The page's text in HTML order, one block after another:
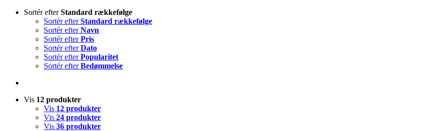
Sortér efterStandard rækkefølge
Sortér efterStandard rækkefølge
Sortér efterNavn
Sortér efterPris
Sortér efterDato
Sortér efterPopularitet
Sortér efterBedømmelse
Vis 12 produkter
Vis 12 produkter
Vis 24 produkter
Vis 36 produkter